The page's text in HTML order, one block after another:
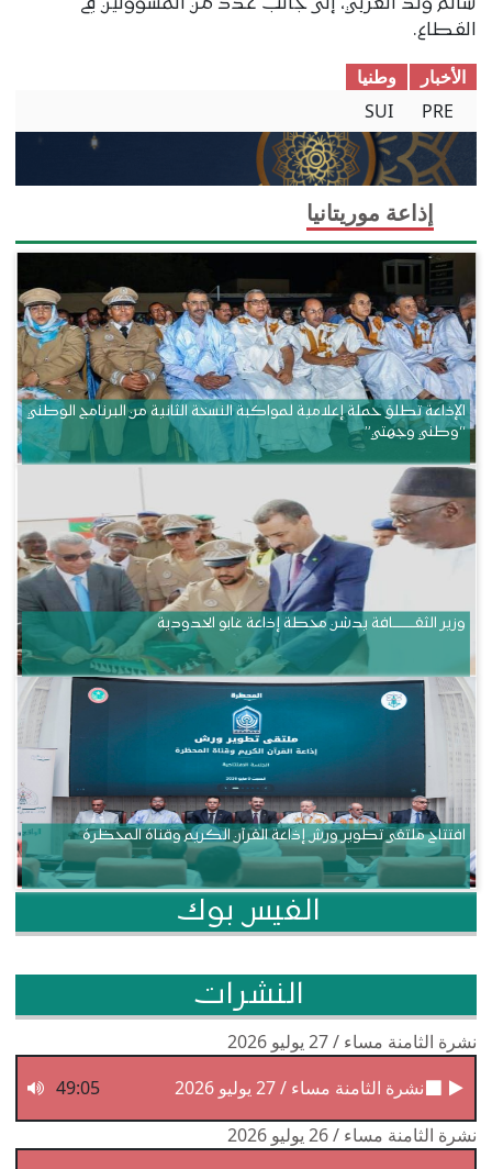
القطاع.
الأخبار
وطنیا
PRE
SUI
إذاعة موريتانيا
الإذاعة تطلق حملة إعلامية لمواكبة النسخة الثانية من البرنامج الوطني
“وطني وجهتي”
وزير الثقــــــــــافة يدشن محطة إذاعة غابو الحدودية
افتتاح ملتقى تطوير ورش إذاعة القرآن الكريم وقناة المحظرة
الفيس بوك
النشرات
نشرة الثامنة مساء / 27 يوليو 2026
نشرة الثامنة مساء / 27 يوليو 2026
49:05
نشرة الثامنة مساء / 26 يوليو 2026